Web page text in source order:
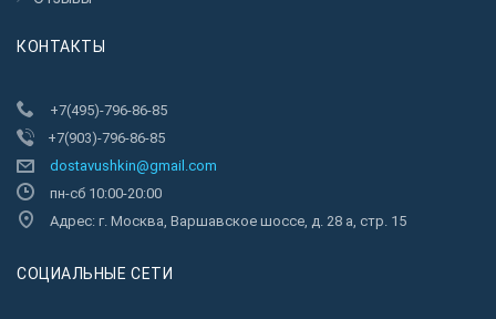
КОНТАКТЫ
+7(495)-796-86-85
+7(903)-796-86-85
dostavushkin@gmail.com
пн-сб 10:00-20:00
Адрес: г. Москва, Варшавское шоссе, д. 28 а, стр. 15
CОЦИАЛЬНЫЕ СЕТИ